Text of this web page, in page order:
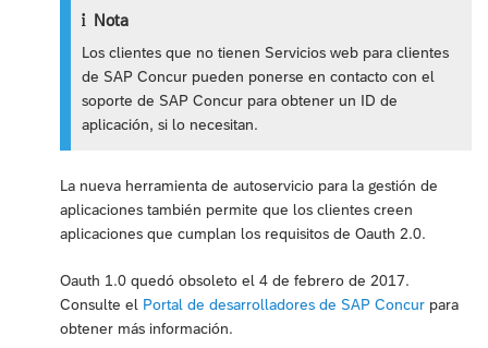
Nota
Los clientes que no tienen Servicios web para clientes
de SAP Concur pueden ponerse en contacto con el
soporte de SAP Concur para obtener un ID de
aplicación, si lo necesitan.
La nueva herramienta de autoservicio para la gestión de
aplicaciones también permite que los clientes creen
aplicaciones que cumplan los requisitos de Oauth 2.0.
Oauth 1.0 quedó obsoleto el 4 de febrero de 2017.
Consulte el Portal de desarrolladores de SAP Concur para
obtener más información.